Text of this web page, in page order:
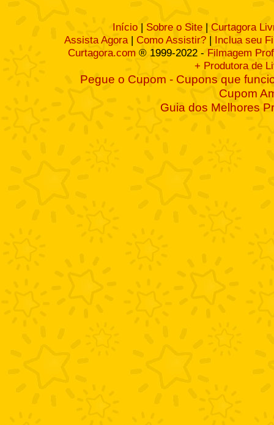
Início | Sobre o Site | Curtagora
Assista Agora| Como Assistir? | Inclua seu
Curtagora.com® 1999-2022 - Filmagem
+ Produtora de
Pegue o Cupom - Cupons que
Cupom
Guia dos Melhores